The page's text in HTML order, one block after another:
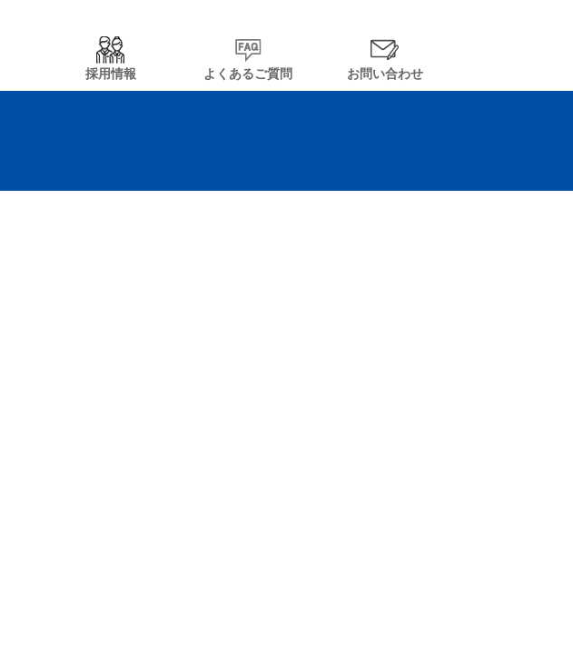
採用情報 よくあるご質問 お問い合わせ